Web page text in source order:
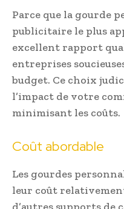
Parce que la gourde
publicitaire le plus
excellent rapport
entreprises
budget. Ce choix
l’impact de votre
minimisant les coûts.
Coût abordable
Les gourdes
leur coût